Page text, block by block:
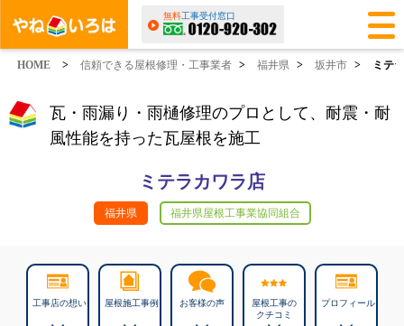
無料工事受付窓口
HOME > 信頼できる屋根修理・工事業者 > 福井県 > 坂井市 > ミテ
瓦・雨漏り・雨樋修理のプロとして、耐震・耐
風性能を持った瓦屋根を施工
ミテラカワラ店
福井県 福井県屋根工事業協同組合
工事店の想い 屋根施工事例 お客様の声
屋根工事の
クチコミ
プロフィール